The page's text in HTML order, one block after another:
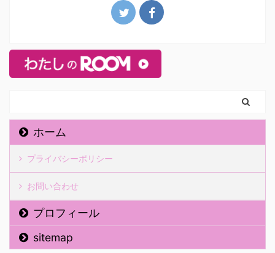
ホーム
プライバシーポリシー
お問い合わせ
プロフィール
sitemap